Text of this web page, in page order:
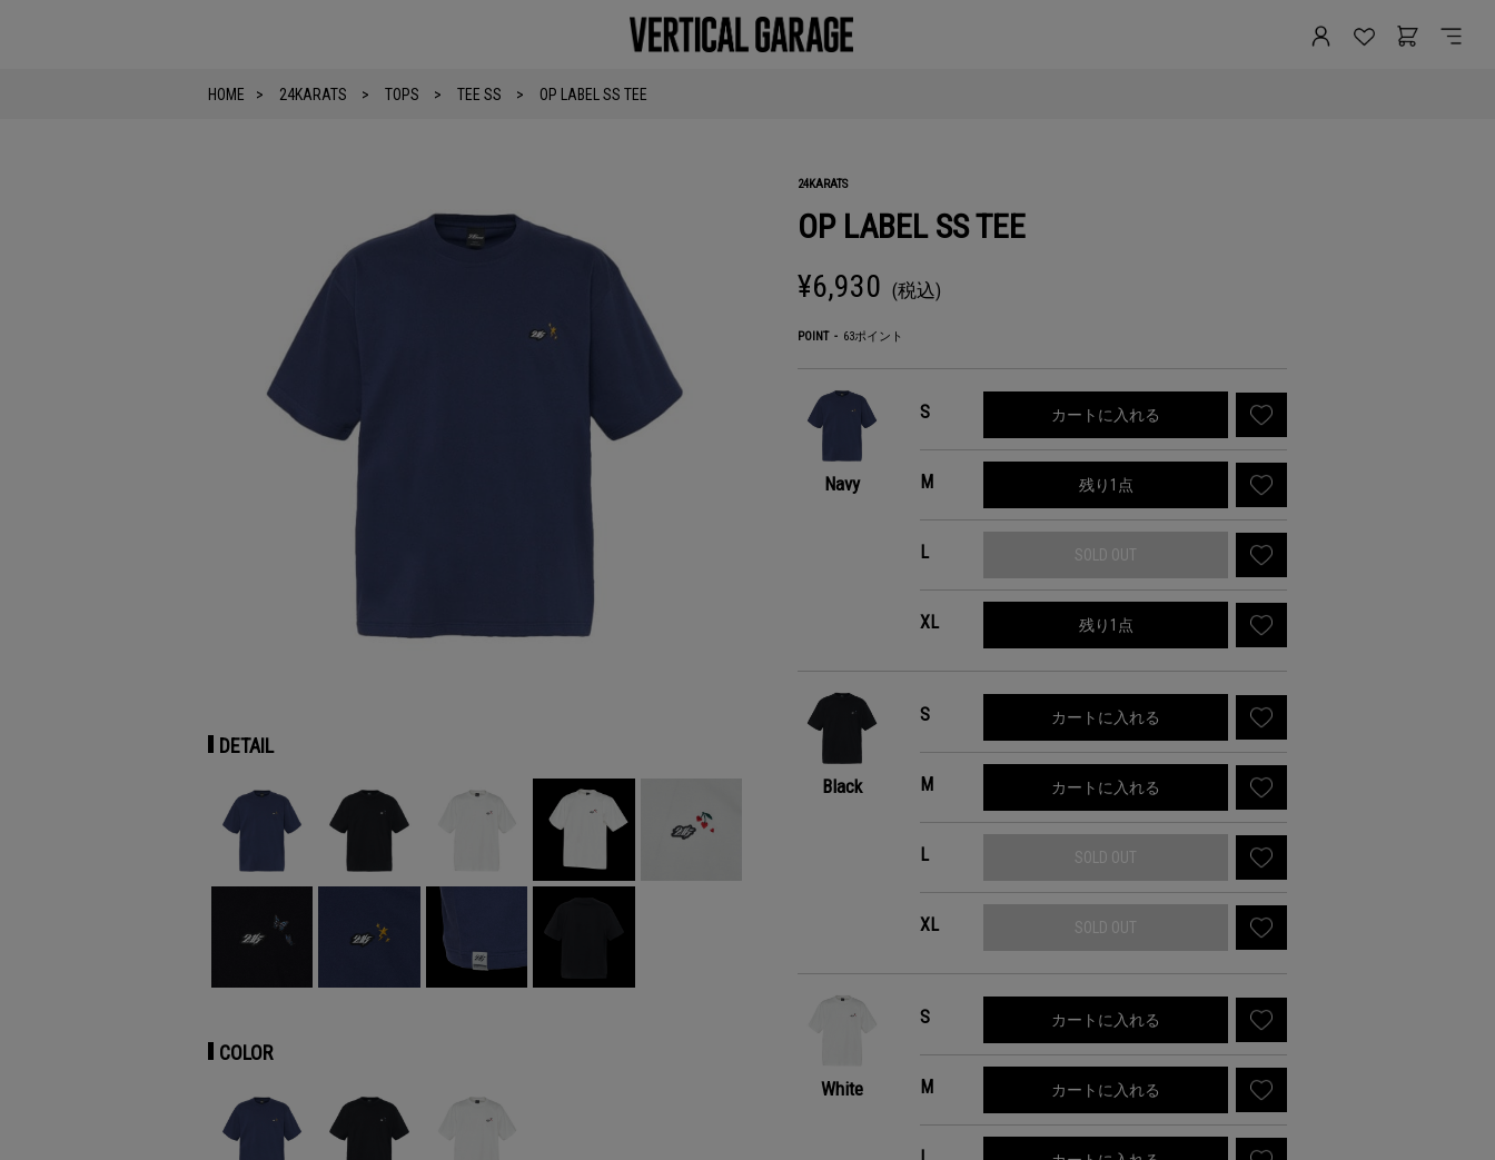
HOME 24KARATS TOPS TEE SS OP LABEL SS TEE
DETAIL
COLOR
24KARATS
OP LABEL SS TEE
¥6,930 (税込)
POINT 63ポイント
Navy
S カートに入れる
M 残り1点
L SOLD OUT
XL 残り1点
Black
S カートに入れる
M カートに入れる
L SOLD OUT
XL SOLD OUT
White
S カートに入れる
M カートに入れる